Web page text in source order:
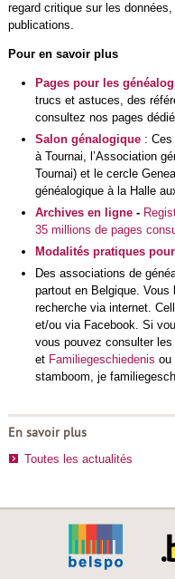
regard critique sur les
publications.
Pour en savoir plus
Pages pour les
trucs et astuces, des
consultez nos pages
Salon génalogique: Ces
à Tournai, l’Association
Tournai) et le cercle
généalogique à la Halle
Archives en ligne-
35 millions de pages
Modalités pratiques
Des associations de
partout en Belgique.
recherche via internet.
et/ou via Facebook. Si
vous pouvez consulter
et Familiegeschiedenis ou
stamboom, je
En savoir plus
Toutes les actualités